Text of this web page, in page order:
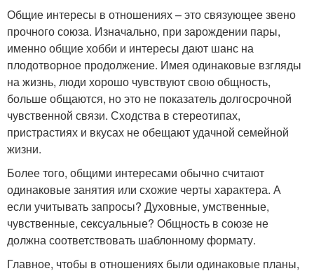
Общие интересы в отношениях – это связующее звено
прочного союза. Изначально, при зарождении пары,
именно общие хобби и интересы дают шанс на
плодотворное продолжение. Имея одинаковые взгляды
на жизнь, люди хорошо чувствуют свою общность,
больше общаются, но это не показатель долгосрочной
чувственной связи. Сходства в стереотипах,
пристрастиях и вкусах не обещают удачной семейной
жизни.
Более того, общими интересами обычно считают
одинаковые занятия или схожие черты характера. А
если учитывать запросы? Духовные, умственные,
чувственные, сексуальные? Общность в союзе не
должна соответствовать шаблонному формату.
Главное, чтобы в отношениях были одинаковые планы,